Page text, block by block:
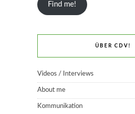
Find me!
ÜBER CDV!
Videos / Interviews
About me
Kommunikation